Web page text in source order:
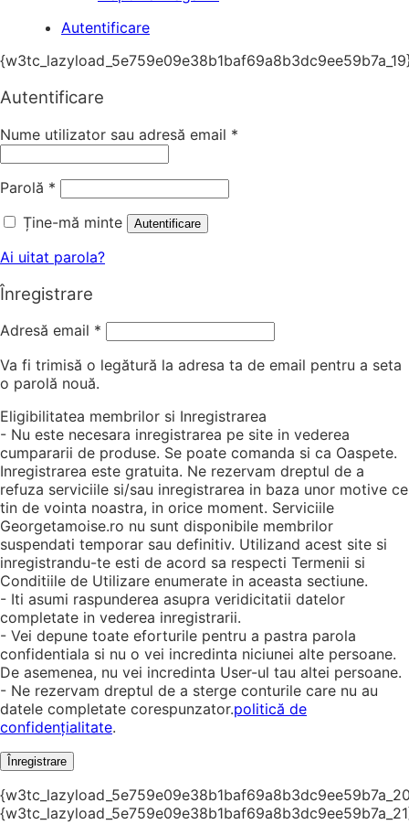
Autentificare
Autentificare
Nume utilizator sau adresă email *
Parolă *
Ține-mă minte
Autentificare
Ai uitat parola?
Înregistrare
Adresă email *
Va fi trimisă o legătură la adresa ta de email pentru a seta
o parolă nouă.
Eligibilitatea membrilor si Inregistrarea
- Nu este necesara inregistrarea pe site in vederea
cumpararii de produse. Se poate comanda si ca Oaspete.
Inregistrarea este gratuita. Ne rezervam dreptul de a
refuza serviciile si/sau inregistrarea in baza unor motive ce
tin de vointa noastra, in orice moment. Serviciile
Georgetamoise.ro nu sunt disponibile membrilor
suspendati temporar sau definitiv. Utilizand acest site si
inregistrandu-te esti de acord sa respecti Termenii si
Conditiile de Utilizare enumerate in aceasta sectiune.
- Iti asumi raspunderea asupra veridicitatii datelor
completate in vederea inregistrarii.
- Vei depune toate eforturile pentru a pastra parola
confidentiala si nu o vei incredinta niciunei alte persoane.
De asemenea, nu vei incredinta User-ul tau altei persoane.
- Ne rezervam dreptul de a sterge conturile care nu au
datele completate corespunzator.politică de
confidențialitate.
Înregistrare